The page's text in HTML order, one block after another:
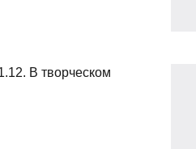
В творческом